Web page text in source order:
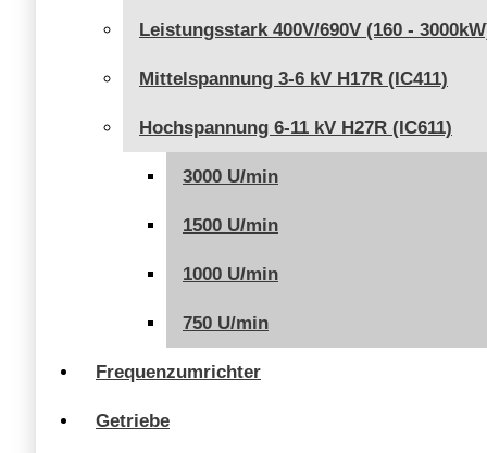
Leistungsstark 400V/690V (160 -
Mittelspannung 3-6 kV H17R (IC411)
Hochspannung 6-11 kV H27R (IC611)
3000 U/min
1500 U/min
1000 U/min
750 U/min
Frequenzumrichter
Getriebe